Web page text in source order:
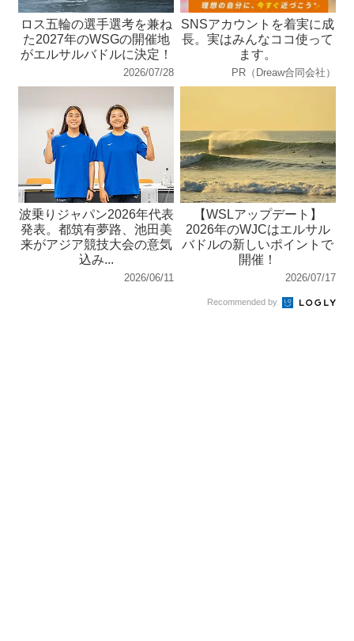
ロス五輪の選手選考を兼ね
た2027年のWSGの開催地
がエルサルバドルに決定！
2026/07/28
SNSアカウントを着実に成
長。実はみんなココ使って
ます。
PR（Dreaw合同会社）
波乗りジャパン2026年代表
発表。都筑有夢路、池田美
来がアジア競技大会の意気
込み...
2026/06/11
【WSLアップデート】
2026年のWJCはエルサル
バドルの新しいポイントで
開催！
2026/07/17
Recommended by